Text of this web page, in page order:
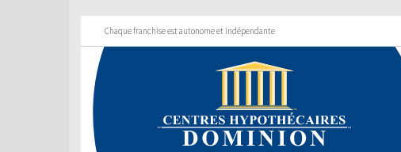
Chaque franchise est autonome et indépendante